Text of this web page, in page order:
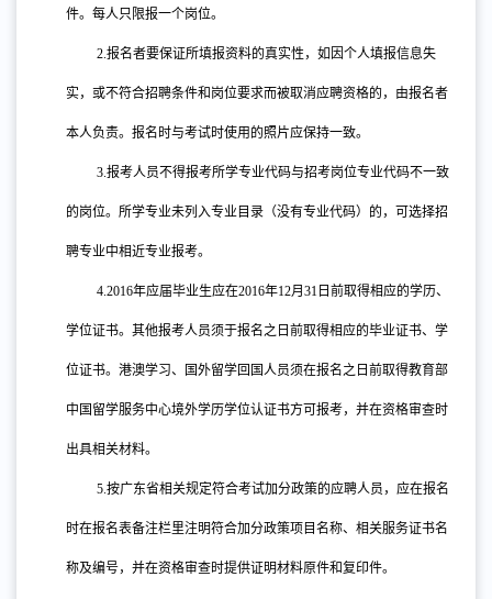
件。每人只限报一个岗位。
2.报名者要保证所填报资料的真实性，如因个人填报信息失
实，或不符合招聘条件和岗位要求而被取消应聘资格的，由报名者
本人负责。报名时与考试时使用的照片应保持一致。
3.报考人员不得报考所学专业代码与招考岗位专业代码不一致
的岗位。所学专业未列入专业目录（没有专业代码）的，可选择招
聘专业中相近专业报考。
4.2016年应届毕业生应在2016年12月31日前取得相应的学历、
学位证书。其他报考人员须于报名之日前取得相应的毕业证书、学
位证书。港澳学习、国外留学回国人员须在报名之日前取得教育部
中国留学服务中心境外学历学位认证书方可报考，并在资格审查时
出具相关材料。
5.按广东省相关规定符合考试加分政策的应聘人员，应在报名
时在报名表备注栏里注明符合加分政策项目名称、相关服务证书名
称及编号，并在资格审查时提供证明材料原件和复印件。